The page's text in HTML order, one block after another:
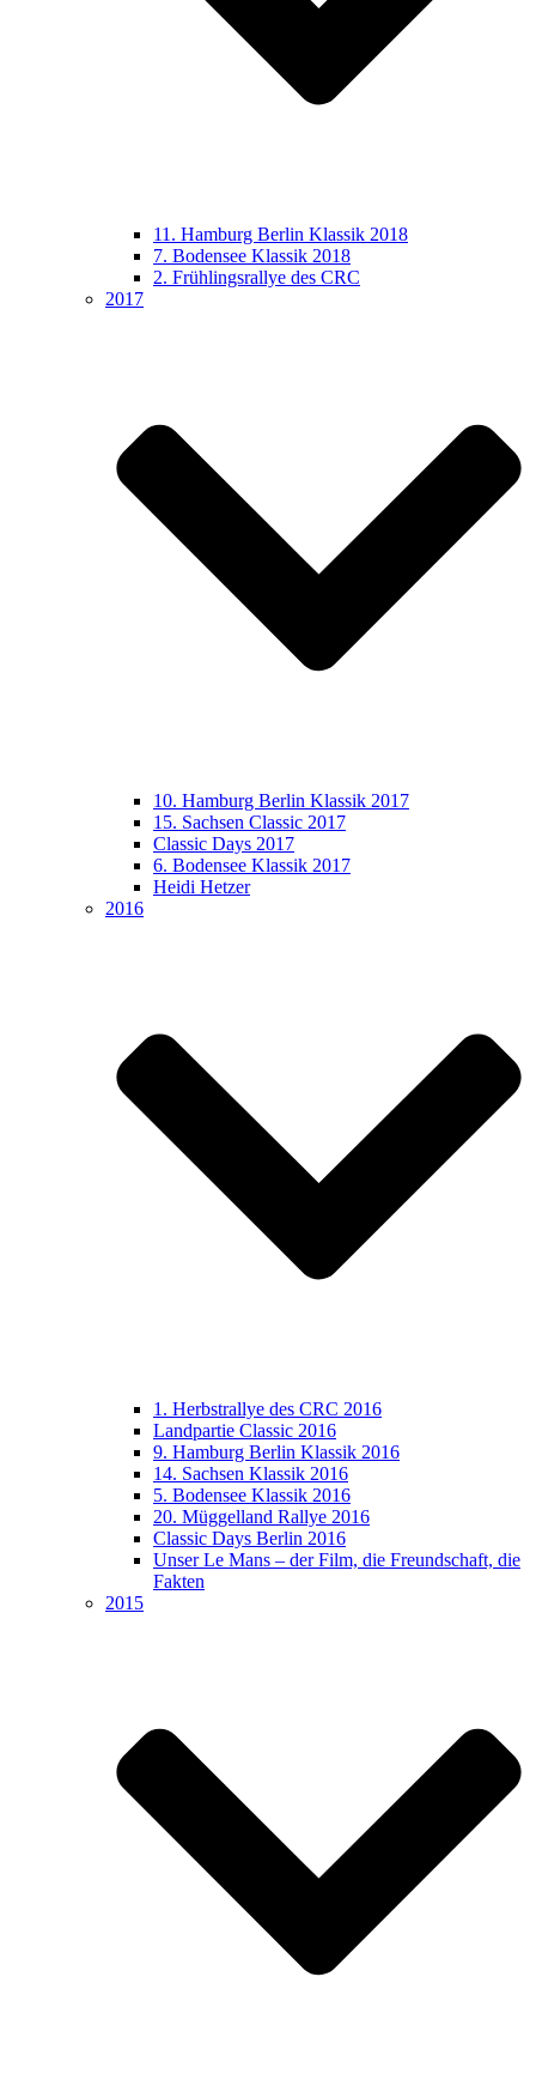
11. Hamburg Berlin Klassik 2018
7. Bodensee Klassik 2018
2. Frühlingsrallye des CRC
2017
10. Hamburg Berlin Klassik 2017
15. Sachsen Classic 2017
Classic Days 2017
6. Bodensee Klassik 2017
Heidi Hetzer
2016
1. Herbstrallye des CRC 2016
Landpartie Classic 2016
9. Hamburg Berlin Klassik 2016
14. Sachsen Klassik 2016
5. Bodensee Klassik 2016
20. Müggelland Rallye 2016
Classic Days Berlin 2016
Unser Le Mans – der Film, die Freundschaft, die
Fakten
2015